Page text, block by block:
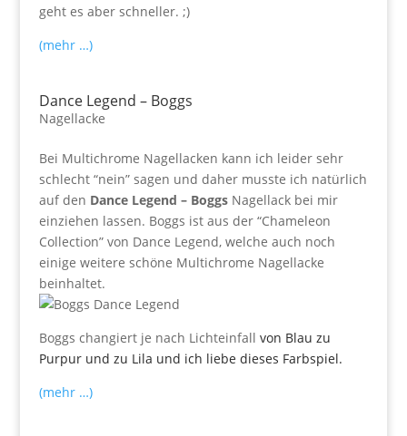
geht es aber schneller. ;)
(mehr …)
Dance Legend – Boggs
Nagellacke
Bei Multichrome Nagellacken kann ich leider sehr
schlecht “nein” sagen und daher musste ich natürlich
auf den Dance Legend – BoggsNagellack bei mir
einziehen lassen. Boggs ist aus der “Chameleon
Collection” von Dance Legend, welche auch noch
einige weitere schöne Multichrome Nagellacke
beinhaltet.
Boggs changiert je nach Lichteinfall von Blau zu
Purpur und zu Lila und ich liebe dieses Farbspiel.
(mehr …)